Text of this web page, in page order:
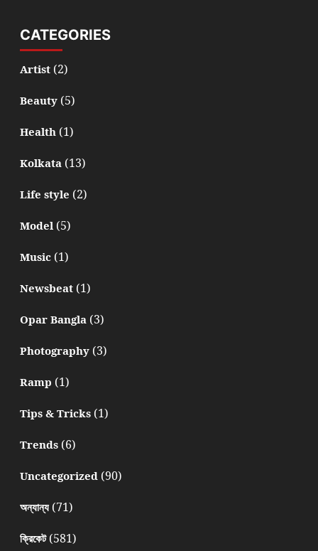
CATEGORIES
Artist(2)
Beauty(5)
Health(1)
Kolkata(13)
Life style (2)
Model(5)
Music(1)
Newsbeat(1)
Opar Bangla(3)
Photography(3)
Ramp (1)
Tips & Tricks(1)
Trends(6)
Uncategorized(90)
অন্যান্য(71)
ক্রিকেট(581)